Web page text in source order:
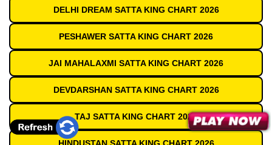
DELHI DREAM SATTA KING CHART 2026
PESHAWER SATTA KING CHART 2026
JAI MAHALAXMI SATTA KING CHART 2026
DEVDARSHAN SATTA KING CHART 2026
TAJ SATTA KING CHART 2026